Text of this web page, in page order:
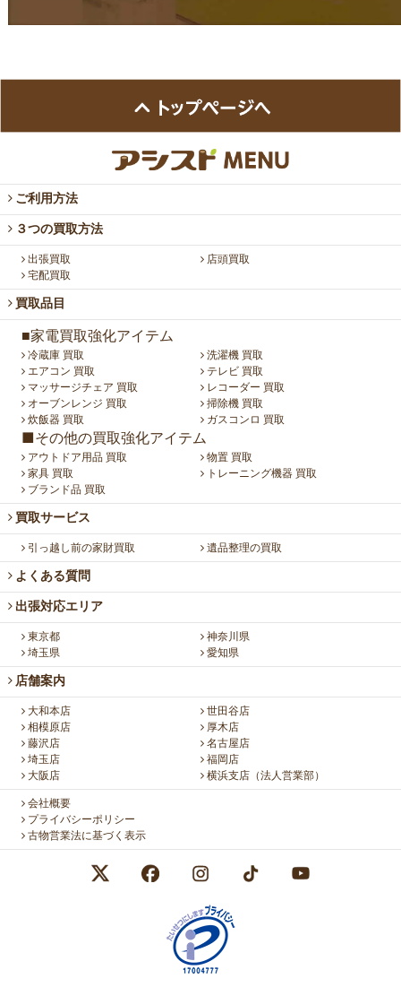
ご利用方法
３つの買取方法
出張買取
店頭買取
宅配買取
買取品目
■家電買取強化アイテム
冷蔵庫 買取
洗濯機 買取
エアコン 買取
テレビ 買取
マッサージチェア 買取
レコーダー 買取
オーブンレンジ 買取
掃除機 買取
炊飯器 買取
ガスコンロ 買取
■その他の買取強化アイテム
アウトドア用品 買取
物置 買取
家具 買取
トレーニング機器 買取
ブランド品 買取
買取サービス
引っ越し前の家財買取 遺品整理の買取
よくある質問
出張対応エリア
東京都
神奈川県
埼玉県
愛知県
店舗案内
大和本店
世田谷店
相模原店
厚木店
藤沢店
名古屋店
埼玉店
福岡店
大阪店
横浜支店（法人営業部）
会社概要
プライバシーポリシー
古物営業法に基づく表示